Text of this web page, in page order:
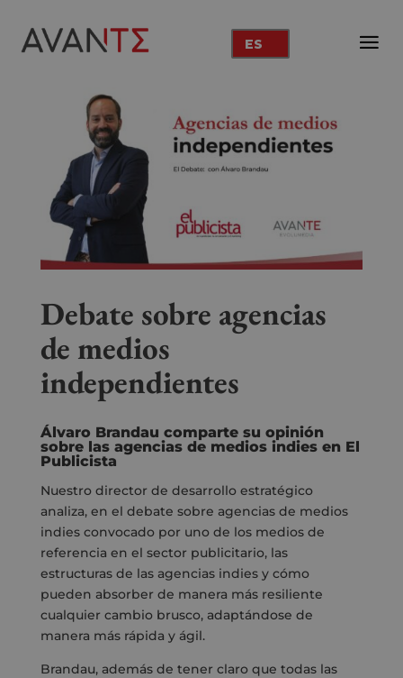
ES
Debate sobre agencias
de medios
independientes
Álvaro Brandau comparte su opinión
sobre las agencias de medios indies en El
Publicista
Nuestro director de desarrollo estratégico
analiza, en el debate sobre agencias de medios
indies convocado por uno de los medios de
referencia en el sector publicitario, las
estructuras de las agencias indies y cómo
pueden absorber de manera más resiliente
cualquier cambio brusco, adaptándose de
manera más rápida y ágil.
Brandau, además de tener claro que todas las